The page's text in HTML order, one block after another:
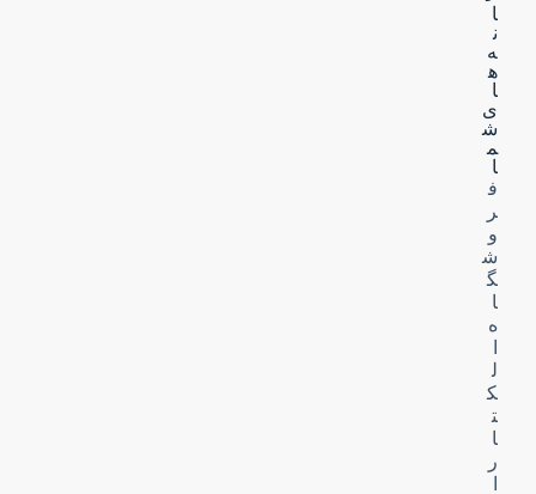
ا
ن
ه‌
ه
ا
ی
ش
م
ا
ف
ر
و
ش
گ
ا
ه
ل
ک
ت
ا
ر